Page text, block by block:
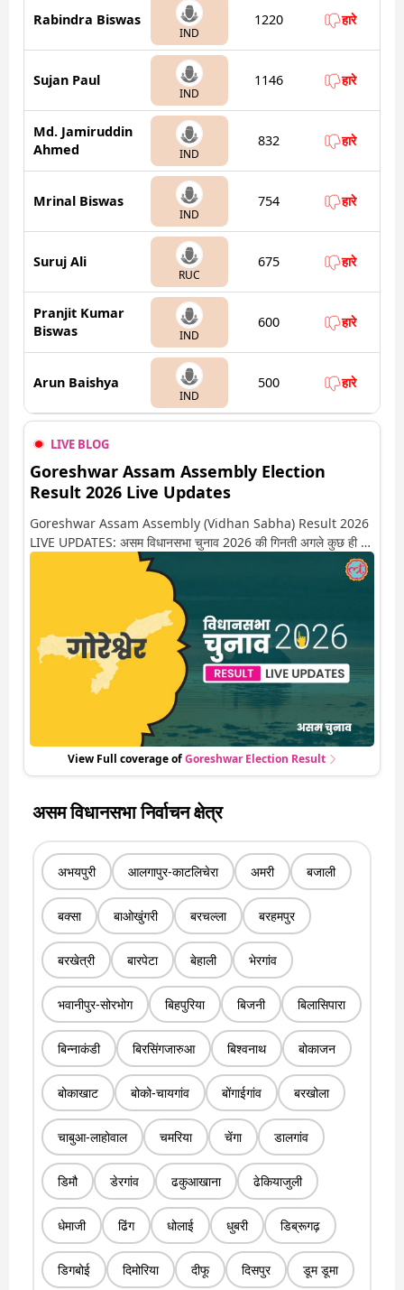
Rabindra Biswas
IND
1220 हारे
Sujan Paul
IND
1146 हारे
Md. Jamiruddin
Ahmed
IND
832 हारे
Mrinal Biswas
IND
754 हारे
Suruj Ali
RUC
675 हारे
Pranjit Kumar
Biswas
IND
600 हारे
Arun Baishya
IND
500 हारे
LIVE BLOG
Goreshwar Assam Assembly Election
Result 2026 Live Updates
Goreshwar Assam Assembly (Vidhan Sabha) Result 2026
LIVE UPDATES: असम विधानसभा चुनाव 2026 की गिनती अगले कुछ ही देर
में शुरू होने वाली है. यहां देखें गोरेश्वेर सीट पर कौन आगे-कौन पीछे से लेकर किस
तरफ जा रहें है रुझान. साथ ही पाइए इस सीट पर हो रही हर एक हलचल की
View Full coverage ofGoreshwarElection Result
असम विधानसभा निर्वाचन क्षेत्र
अभयपुरी आलगापुर-काटलिचेरा अमरी बजाली
बक्सा बाओखुंगरी बरचल्ला बरहमपुर
बरखेत्री बारपेटा बेहाली भेरगांव
भवानीपुर-सोरभोग बिहपुरिया बिजनी बिलासिपारा
बिन्नाकंडी बिरसिंगजारुआ बिश्वनाथ बोकाजन
बोकाखाट बोको-चायगांव बोंगाईगांव बरखोला
चाबुआ-लाहोवाल चमरिया चेंगा डालगांव
डिमौ डेरगांव ढकुआखाना ढेकियाजुली
धेमाजी ढिंग धोलाई धुबरी डिब्रूगढ़
डिगबोई दिमोरिया दीफू दिसपुर डूम डूमा